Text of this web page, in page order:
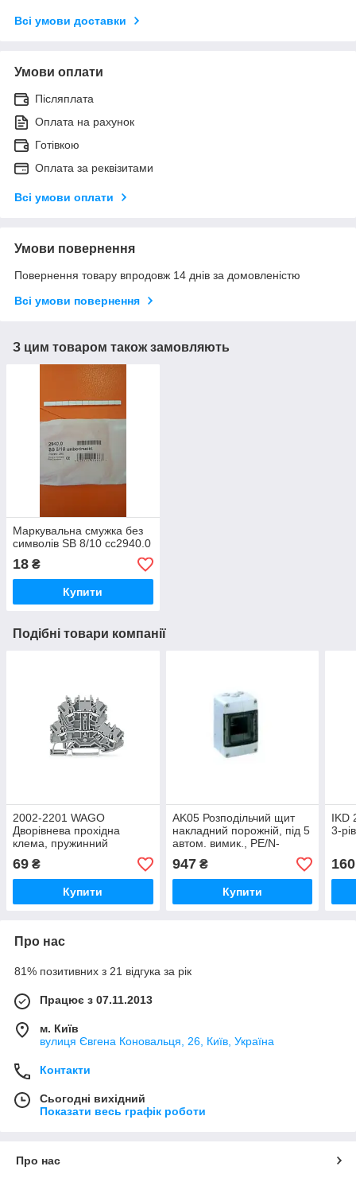
Всі умови доставки
Умови оплати
Післяплата
Оплата на рахунок
Готівкою
Оплата за реквізитами
Всі умови оплати
Умови повернення
Повернення товару впродовж 14 днів за домовленістю
Всі умови повернення
З цим товаром також замовляють
Маркувальна смужка без
символів SB 8/10 сс2940.0
18 ₴
Купити
Подібні товари компанії
2002-2201 WAGO
Дворівнева прохідна
клема, пружинний
дротова, сіра, CAGE
CLAMP
69 ₴
Купити
AK05 Розподільчий щит
накладний порожній, під 5
автом. вимик., PE/N-
клема: 2х5 пол.,6/16 мм2,
(200х125х122)
947₴
Купити
IKD
3-
160
Про нас
81% позитивних з 21 відгука за рік
Працює з 07.11.2013
м. Київ
вулиця Євгена Коновальця, 26, Київ, Україна
Контакти
Сьогодні вихідний
Показати весь графік роботи
Про нас